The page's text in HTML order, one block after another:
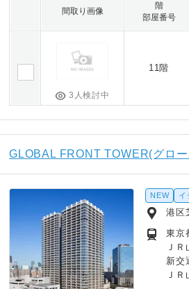
間取り画像
階
部屋番号
3人検討中
11階
GLOBAL FRONT TOWER(グロ
NEW イ
港区
東京
Ｊ
新交
Ｊ